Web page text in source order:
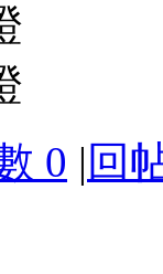
0 | 回